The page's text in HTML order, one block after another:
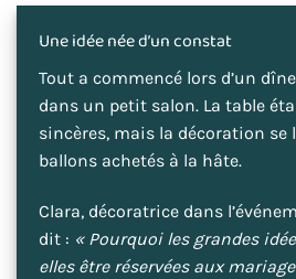
Une idée née d’un constat
Tout a commencé lors d’un
dans un petit salon. La table
sincères, mais la décoration
ballons achetés à la hâte.
Clara, décoratrice dans
dit : « Pourquoi les grandes
elles être réservées aux